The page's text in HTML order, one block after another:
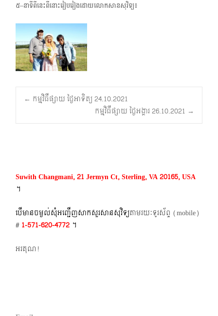
៥–នាទីពីនេះពីនោះរៀបរៀងដោយលោកសានសុវិទ្យ៖
Post
navigation
← កម្មវិធីផ្សាយ ថ្ងៃអាទិត្យ 24.10.2021
កម្មវិធីផ្សាយ ថ្ងៃអង្គារ 26.10.2021 →
Suwith Changmani, 21 Jermyn Ct, Sterling, VA 20165, USA
។​
បើមានចម្ងល់​សុំអញ្ជើញសាកសួរសានសុវិទ្យតាមរយៈទូរស័ព្ទ​ (mobile)​
# 1-571-620-4772​ ។
អរគុណ!